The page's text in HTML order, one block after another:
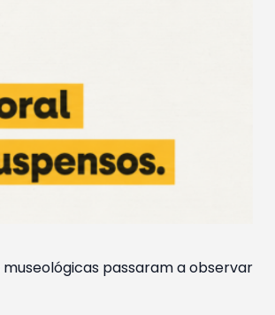
museológicas passaram a observar